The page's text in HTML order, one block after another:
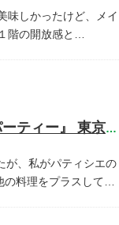
味しかったけど、メイ
階の開放感と…
開催しました! 『新築お披露目パーティー』 東京都足立区 M様宅
が、私がパティシエの
料理をプラスして…